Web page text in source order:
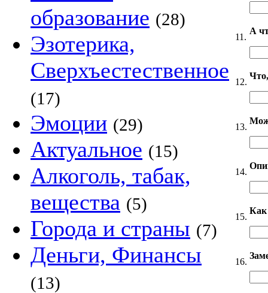
образование (28)
Эзотерика,
Сверхъестественное
(17)
Эмоции (29)
Актуальное (15)
Алкоголь, табак,
вещества (5)
Города и страны (7)
Деньги, Финансы
(13)
11.
А
12.
13.
14.
15.
Как
16.